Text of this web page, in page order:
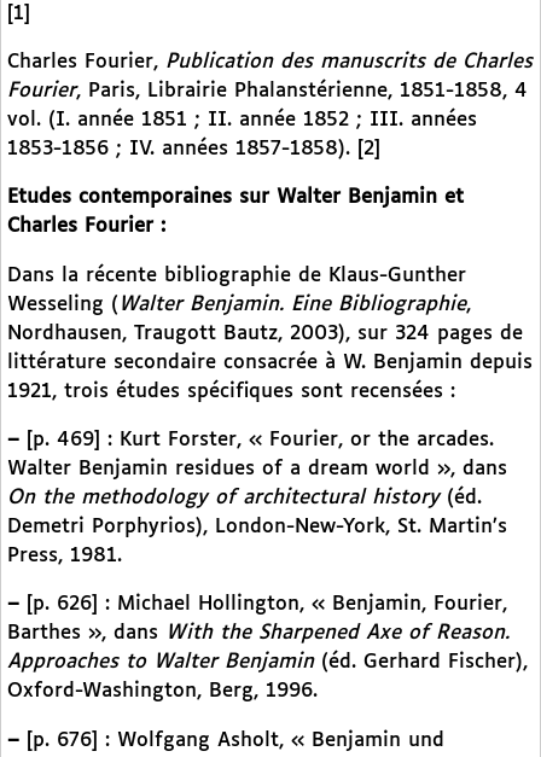
[1]
Charles Fourier, Publication des manuscrits de Charles
Fourier, Paris, Librairie Phalanstérienne, 1851-1858, 4
vol. (I. année 1851 ; II. année 1852 ; III. années
1853-1856 ; IV. années 1857-1858). [2]
Etudes contemporaines sur Walter Benjamin et
Charles Fourier :
Dans la récente bibliographie de Klaus-Gunther
Wesseling ( Walter Benjamin. Eine Bibliographie,
Nordhausen, Traugott Bautz, 2003), sur 324 pages de
littérature secondaire consacrée à W. Benjamin depuis
1921, trois études spécifiques sont recensées :
– [p. 469] : Kurt Forster, « Fourier, or the arcades.
Walter Benjamin residues of a dream world », dans
On the methodology of architectural history (éd.
Demetri Porphyrios), London-New-York, St. Martin’s
Press, 1981.
– [p. 626] : Michael Hollington, « Benjamin, Fourier,
Barthes », dans With the Sharpened Axe of Reason.
Approaches to Walter Benjamin(éd. Gerhard Fischer),
Oxford-Washington, Berg, 1996.
– [p. 676] : Wolfgang Asholt, « Benjamin und